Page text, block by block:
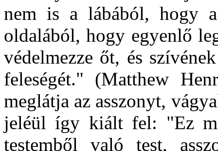
nem is a lábából, hogy
oldalából, hogy egyenlő
védelmezze őt, és
feleségét." (Matthew
meglátja az asszonyt,
jeléül így kiált fel: "Ez
testemből való test,